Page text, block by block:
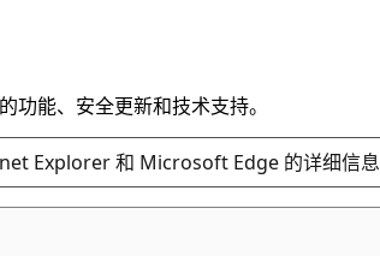
能、安全更新和技术支持。
Explorer 和 Microsoft Edge 的详细信息